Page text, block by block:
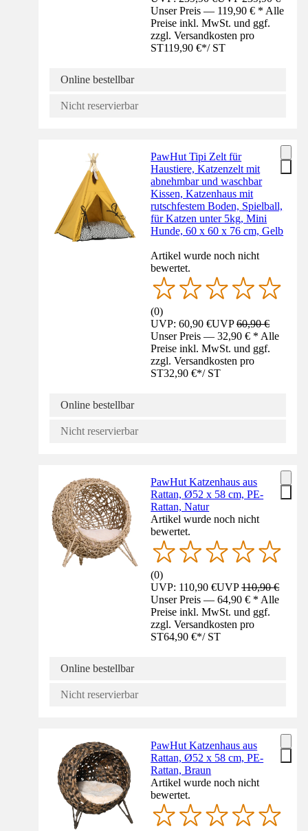
Unser Preis — 119,90 € * Alle
Preise inkl. MwSt. und ggf.
zzgl. Versandkosten pro
ST119,90 €*/ ST
Online bestellbar
Nicht reservierbar
PawHut Tipi Zelt für
Haustiere, Katzenzelt mit
abnehmbar und waschbar
Kissen, Katzenhaus mit
rutschfestem Boden, Spielball,
für Katzen unter 5kg, Mini
Hunde, 60 x 60 x 76 cm, Gelb
Artikel wurde noch nicht
bewertet.
(0)
UVP: 60,90 €UVP60,90 €
Unser Preis — 32,90 € * Alle
Preise inkl. MwSt. und ggf.
zzgl. Versandkosten pro
ST32,90 €*/ ST
Online bestellbar
Nicht reservierbar
PawHut Katzenhaus aus
Rattan, Ø52 x 58 cm, PE-
Rattan, Natur
Artikel wurde noch nicht
bewertet.
(0)
UVP: 110,90 €UVP110,90 €
Unser Preis — 64,90 € * Alle
Preise inkl. MwSt. und ggf.
zzgl. Versandkosten pro
ST64,90 €*/ ST
Online bestellbar
Nicht reservierbar
PawHut Katzenhaus aus
Rattan, Ø52 x 58 cm, PE-
Rattan, Braun
Artikel wurde noch nicht
bewertet.